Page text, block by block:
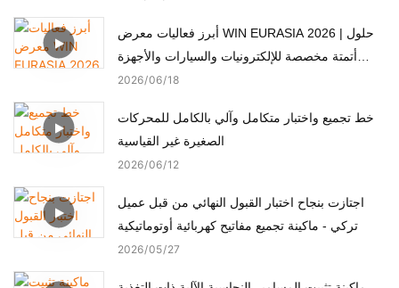
أبرز فعاليات معرض WIN EURASIA 2026 | حلول
أتمتة مخصصة للإلكترونيات والسيارات والأجهزة
الطبية والمحركات
2026 06 18
خط تجميع واختبار متكامل وآلي بالكامل للمحركات
الصغيرة غير القياسية
2026 06 12
اجتازت بنجاح اختبار القبول النهائي من قبل عميل
تركي - ماكينة تجميع مفاتيح كهربائية أوتوماتيكية
2026 05 27